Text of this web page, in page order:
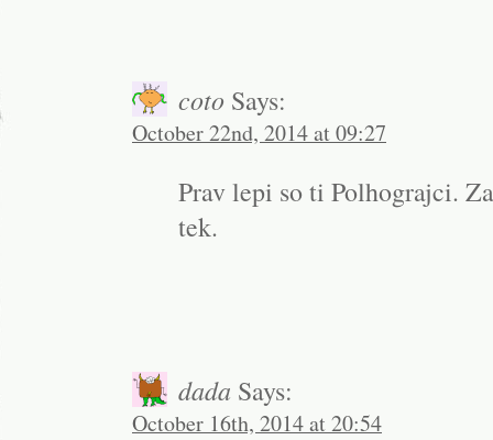
coto Says:
October 22nd, 2014 at 09:27
Prav lepi so ti Polhograjci.
tek.
dada Says:
October 16th, 2014 at 20:54